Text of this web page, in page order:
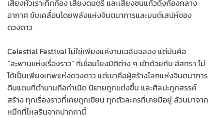
เสียงหัวเราะกึกก้อง เสียงดนตรี และเสียงชนแก้วดังก้องกลาง
อากาศ ขับเคลื่อนโดยพลังแห่งจินตนาการและมนต์เสน่ห์ของ
ดวงดาว
Celestial Festival ไม่ใช่เพียงแค่งานเฉลิมฉลอง แต่มันคือ
“สะพานแห่งเรื่องราว” ที่เชื่อมโยงมิติต่าง ๆ เข้าด้วยกัน อัสทรา ไม่
ได้เป็นเพียงเทพแห่งดวงดาว แต่เขาคือผู้สร้างโลกแห่งจินตนาการ
ดินแดนที่ตำนานถือกำเนิด นิยายถูกแต่งขึ้น และศิลปะถูกสรรค์
สร้าง ทุกเรื่องราวที่เคยถูกเขียน ทุกตัวละครที่เคยมีอยู่ ล้วนมาจาก
หมึกที่ไหลรินจากปากกานี้